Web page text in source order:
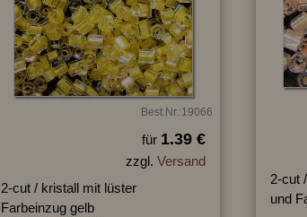
Best.Nr.:19066
für 1.39 €
zzgl. Versand
2-cut / kristall mit lüster
Farbeinzug gelb
2-cut
und